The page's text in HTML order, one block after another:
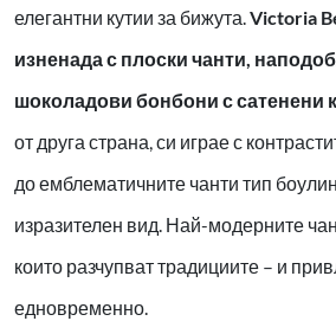
елегантни кутии за бижута.Victoria
изненада с плоски чанти,
шоколадови бонбони с сатенени
от друга страна, си играе с
до емблематичните чанти тип
изразителен вид. Най-модерните
които разчупват традициите – и
едновременно.